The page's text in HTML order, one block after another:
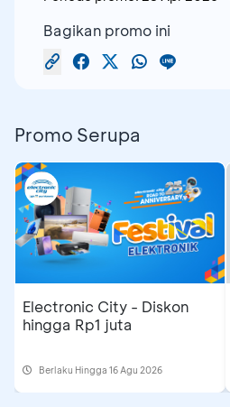
Bagikan promo ini
Promo Serupa
Electronic City - Diskon
hingga Rp1 juta
Berlaku Hingga 16 Agu 2026